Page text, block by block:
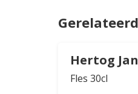
Hertog
Fles 30cl